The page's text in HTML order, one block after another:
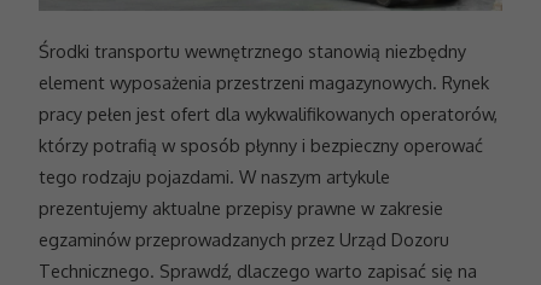
Środki transportu wewnętrznego stanowią niezbędny
element wyposażenia przestrzeni magazynowych. Rynek
pracy pełen jest ofert dla wykwalifikowanych operatorów,
którzy potrafią w sposób płynny i bezpieczny operować
tego rodzaju pojazdami. W naszym artykule
prezentujemy aktualne przepisy prawne w zakresie
egzaminów przeprowadzanych przez Urząd Dozoru
Technicznego. Sprawdź, dlaczego warto zapisać się na